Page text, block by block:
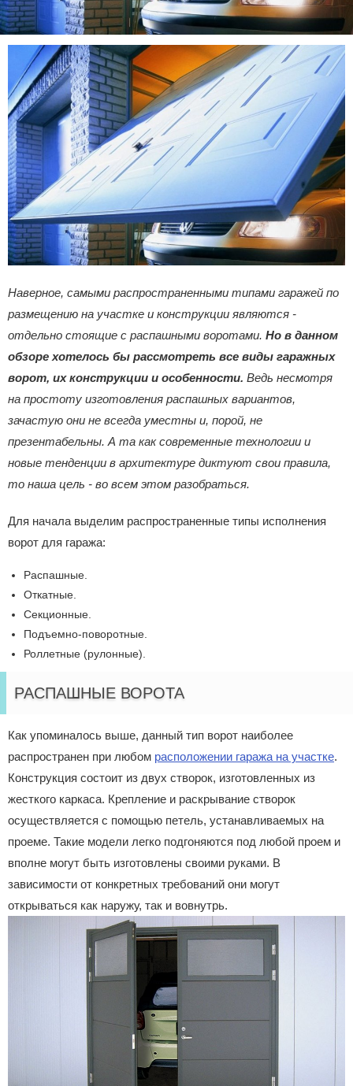
Наверное, самыми распространенными типами гаражей по
размещению на участке и конструкции являются -
отдельно стоящие с распашными воротами. Но в данном
обзоре хотелось бы рассмотреть все виды гаражных
ворот, их конструкции и особенности. Ведь несмотря
на простоту изготовления распашных вариантов,
зачастую они не всегда уместны и, порой, не
презентабельны. А та как современные технологии и
новые тенденции в архитектуре диктуют свои правила,
то наша цель - во всем этом разобраться.
Для начала выделим распространенные типы исполнения
ворот для гаража:
Распашные.
Откатные.
Секционные.
Подъемно-поворотные.
Роллетные (рулонные).
РАСПАШНЫЕ ВОРОТА
Как упоминалось выше, данный тип ворот наиболее
распространен при любом расположении гаража на участке.
Конструкция состоит из двух створок, изготовленных из
жесткого каркаса. Крепление и раскрывание створок
осуществляется с помощью петель, устанавливаемых на
проеме. Такие модели легко подгоняются под любой проем и
вполне могут быть изготовлены своими руками. В
зависимости от конкретных требований они могут
открываться как наружу, так и вовнутрь.